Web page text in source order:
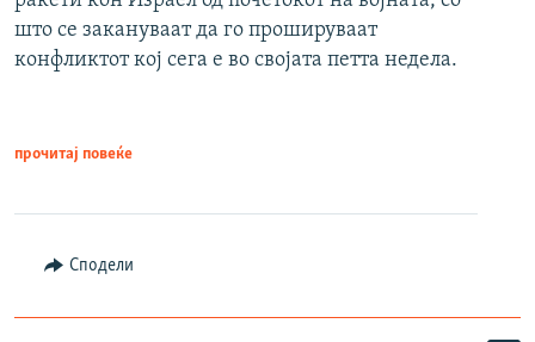
што се закануваат да го прошируваат
конфликтот кој сега е во својата петта недела.
прочитај повеќе
Сподели